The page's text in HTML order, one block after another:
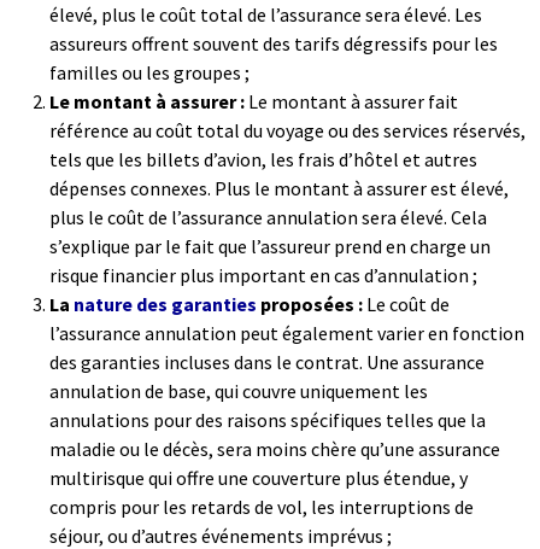
élevé, plus le coût total de l’assurance sera élevé. Les
assureurs offrent souvent des tarifs dégressifs pour les
familles ou les groupes ;
Le montant à assurer :Le montant à assurer fait
référence au coût total du voyage ou des services réservés,
tels que les billets d’avion, les frais d’hôtel et autres
dépenses connexes. Plus le montant à assurer est élevé,
plus le coût de l’assurance annulation sera élevé. Cela
s’explique par le fait que l’assureur prend en charge un
risque financier plus important en cas d’annulation ;
La nature des garanties proposées :Le coût de
l’assurance annulation peut également varier en fonction
des garanties incluses dans le contrat. Une assurance
annulation de base, qui couvre uniquement les
annulations pour des raisons spécifiques telles que la
maladie ou le décès, sera moins chère qu’une assurance
multirisque qui offre une couverture plus étendue, y
compris pour les retards de vol, les interruptions de
séjour, ou d’autres événements imprévus ;